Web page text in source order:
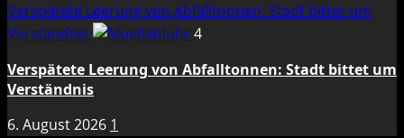
Verspätete Leerung von Abfalltonnen: Stadt bittet um
Verständnis
4
Verspätete Leerung von Abfalltonnen: Stadt bittet um
Verständnis
6. August 2026 1